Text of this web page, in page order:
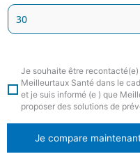
Je souhaite être
Meilleurtaux Santé dans le
et je suis informé (e ) que
proposer des solutions de
Je compare